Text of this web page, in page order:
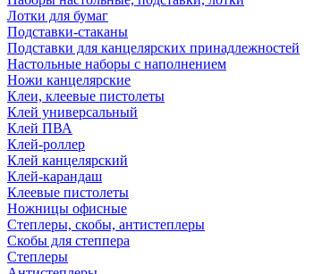
Лотки для бумаг
Подставки-стаканы
Подставки для канцелярских принадлежностей
Настольные наборы с наполнением
Ножи канцелярские
Клеи, клеевые пистолеты
Клей универсальный
Клей ПВА
Клей-роллер
Клей канцелярский
Клей-карандаш
Клеевые пистолеты
Ножницы офисные
Степлеры, скобы, антистеплеры
Скобы для степпера
Степлеры